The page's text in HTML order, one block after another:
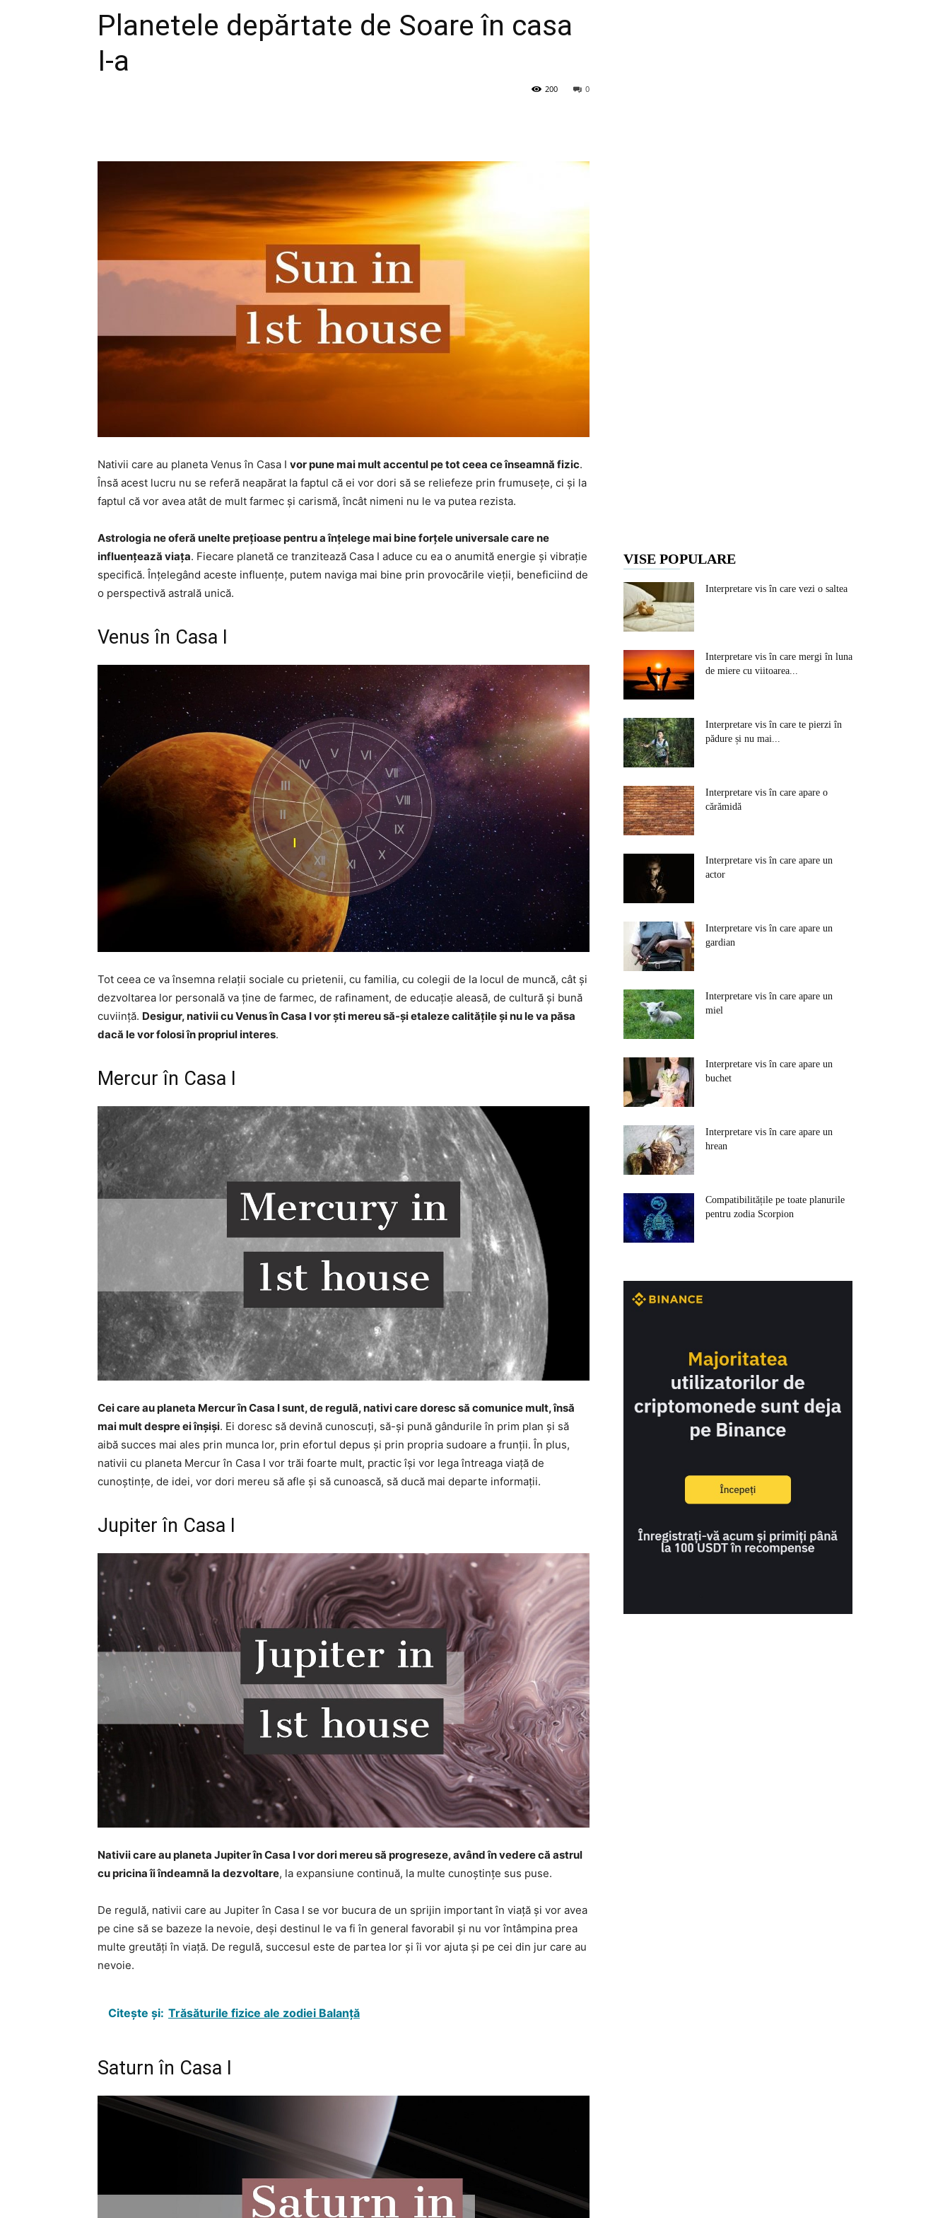
Planetele depărtate de Soare în casa
I-a
0
200
Nativii care au planeta Venus în Casa I vor pune mai mult accentul pe tot ceea ce înseamnă fizic.
Însă acest lucru nu se referă neapărat la faptul că ei vor dori să se reliefeze prin frumusețe, ci și la
faptul că vor avea atât de mult farmec și carismă, încât nimeni nu le va putea rezista.
Astrologia ne oferă unelte prețioase pentru a înțelege mai bine forțele universale care ne
influențează viața. Fiecare planetă ce tranzitează Casa I aduce cu ea o anumită energie și vibrație
specifică. Înțelegând aceste influențe, putem naviga mai bine prin provocările vieții, beneficiind de
o perspectivă astrală unică.
Venus în Casa I
Tot ceea ce va însemna relații sociale cu prietenii, cu familia, cu colegii de la locul de muncă, cât și
dezvoltarea lor personală va ține de farmec, de rafinament, de educație aleasă, de cultură și bună
cuviință. Desigur, nativii cu Venus în Casa I vor ști mereu să-și etaleze calitățile și nu le va păsa
dacă le vor folosi în propriul interes.
Mercur în Casa I
Cei care au planeta Mercur în Casa I sunt, de regulă, nativi care doresc să comunice mult, însă
mai mult despre ei înșiși. Ei doresc să devină cunoscuți, să-și pună gândurile în prim plan și să
aibă succes mai ales prin munca lor, prin efortul depus și prin propria sudoare a frunții. În plus,
nativii cu planeta Mercur în Casa I vor trăi foarte mult, practic își vor lega întreaga viață de
cunoștințe, de idei, vor dori mereu să afle și să cunoască, să ducă mai departe informații.
Jupiter în Casa I
Nativii care au planeta Jupiter în Casa I vor dori mereu să progreseze, având în vedere că astrul
cu pricina îi îndeamnă la dezvoltare, la expansiune continuă, la multe cunoștințe sus puse.
De regulă, nativii care au Jupiter în Casa I se vor bucura de un sprijin important în viață și vor avea
pe cine să se bazeze la nevoie, deși destinul le va fi în general favorabil și nu vor întâmpina prea
multe greutăți în viață. De regulă, succesul este de partea lor și îi vor ajuta și pe cei din jur care au
nevoie.
Citește și: Trăsăturile fizice ale zodiei Balanță
Saturn în Casa I
VISE POPULARE
Interpretare vis în care vezi o saltea
Interpretare vis în care mergi în luna
de miere cu viitoarea...
Interpretare vis în care te pierzi în
pădure și nu mai...
Interpretare vis în care apare o
cărămidă
Interpretare vis în care apare un
actor
Interpretare vis în care apare un
gardian
Interpretare vis în care apare un
miel
Interpretare vis în care apare un
buchet
Interpretare vis în care apare un
hrean
Compatibilitățile pe toate planurile
pentru zodia Scorpion